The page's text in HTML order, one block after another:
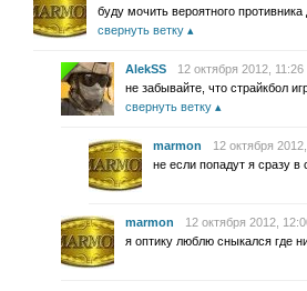
буду мочить вероятного
свернуть ветку
AlekSS
12 октября 2012, 11:26
не забывайте, что страйкбол
свернуть ветку
marmon
12 октября
не если попадут я сразу в
marmon
12 октября 2012,
я оптику люблю сныкался где